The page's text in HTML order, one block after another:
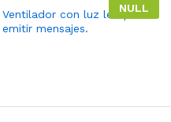
NULL
Ventilador con luz led para
emitir mensajes.